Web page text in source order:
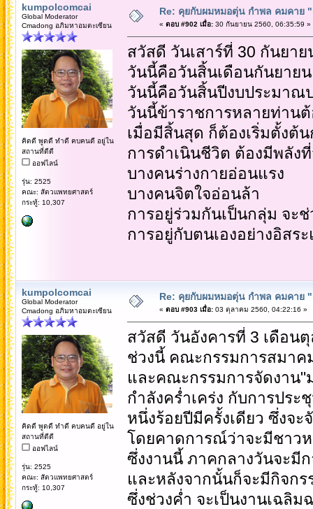
kumpolcomcai
Global Moderator
Cmadong อภิมหาอมตะเซียน
คิดดี พูดดี ทำดี คบคนดี อยู่ใน
สถานที่ดีดี
ออฟไลน์
รุ่น: 2525
คณะ: สัตวแพทยศาสตร์
กระทู้: 10,307
Re: คุยกับผมหมอตุ่น กำพล คมคาย
« ตอบ #902 เมื่อ:30 กันยายน 2560, 06:35:59 »
สวัสดี วันเสาร์ที่ 30 กันยาย
วันนี้คือวันสิ้นเดือนกันยายน
วันนี้คือวันสิ้นปีงบประมาณ
วันนี้ข้าราชการหลายท่านต้
เมื่อมีสิ้นสุด ก็ต้องเริ่มตั้งต้
การดำเนินชีวิต ต้องมีพลัง
บางคนร่างกายอ่อนแรง
บางคนจิตใจอ่อนล้า
การอยู่ร่วมกันเป็นกลุ่ม จะช่
การอยู่กับตนเองอย่างอิสร
kumpolcomcai
Global Moderator
Cmadong อภิมหาอมตะเซียน
คิดดี พูดดี ทำดี คบคนดี อยู่ใน
สถานที่ดีดี
ออฟไลน์
รุ่น: 2525
คณะ: สัตวแพทยศาสตร์
กระทู้: 10,307
Re: คุยกับผมหมอตุ่น กำพล คมคาย
« ตอบ #903 เมื่อ:03 ตุลาคม 2560, 04:22:16 »
สวัสดี วันอังคารที่ 3 เดือน
ช่วงนี้ คณะกรรมการสมา
และคณะกรรมการจัดงาน"
กำลังคร่ำเคร่ง กับการปร
หนึ่งร้อยปีมีครั้งเดียว ซึ่งจ
โดยคาดการณ์ว่าจะมีชาว
ซึ่งงานนี้ ภาคกลางวันจะมี
และหลังจากนั้นก็จะมีกิจกร
ซึ่งช่วงค่ำ จะเป็นงานเฉลิ